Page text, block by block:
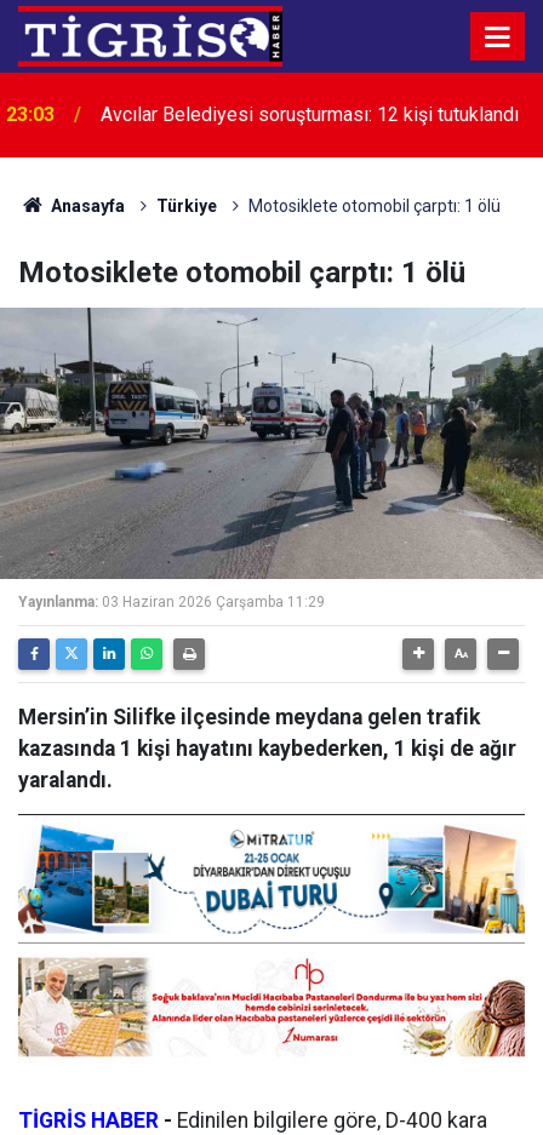
23:03 Avcılar Belediyesi soruşturması: 12 kişi tutuklandı
Anasayfa Türkiye Motosiklete otomobil çarptı: 1 ölü
Motosiklete otomobil çarptı: 1 ölü
Yayınlanma: 03 Haziran 2026 Çarşamba 11:29
Mersin’in Silifke ilçesinde meydana gelen trafik
kazasında 1 kişi hayatını kaybederken, 1 kişi de ağır
yaralandı.
TİGRİS HABER - Edinilen bilgilere göre, D-400 kara